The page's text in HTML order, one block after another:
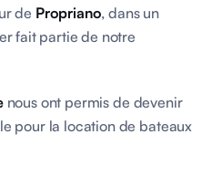
de Propriano, dans un
fait partie de notre
nous ont permis de devenir
pour la location de bateaux